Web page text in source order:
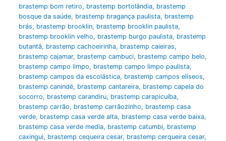
brastemp bom retiro, brastemp bortolândia, brastemp
bosque da saúde, brastemp bragança paulista, brastemp
brás, brastemp brooklin, brastemp brooklin paulista,
brastemp brooklin velho, brastemp burgo paulista, brastemp
butantã, brastemp cachoeirinha, brastemp caieiras,
brastemp cajamar, brastemp cambuci, brastemp campo belo,
brastemp campo limpo, brastemp campo limpo paulista,
brastemp campos da escolástica, brastemp campos elíseos,
brastemp canindé, brastemp cantareira, brastemp capela do
socorro, brastemp carandiru, brastemp carapicuíba,
brastemp carrão, brastemp carrãozinho, brastemp casa
verde, brastemp casa verde alta, brastemp casa verde baixa,
brastemp casa verde media, brastemp catumbi, brastemp
caxingui, brastemp cequeira cesar, brastemp cerqueira cesar,